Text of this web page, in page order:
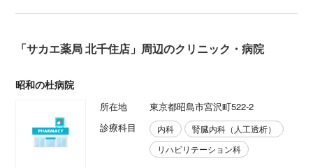
「サカエ薬局 北千住店」周辺のクリニック・病院
昭和の杜病院
所在地
東京都昭島市宮沢町522-2
診療科目
内科
腎臓内科（人工透析）
リハビリテーション科